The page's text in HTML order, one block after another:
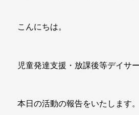
こんにちは。
児童発達支援・放課後等デイサ
本日の活動の報告をいたします。